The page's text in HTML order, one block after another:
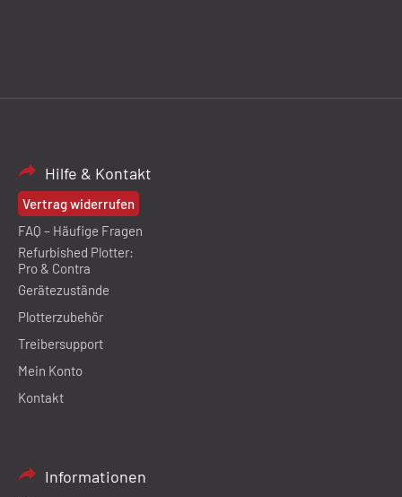
Hilfe & Kontakt
Vertrag widerrufen
FAQ – Häufige Fragen
Refurbished Plotter:
Pro & Contra
Gerätezustände
Plotterzubehör
Treibersupport
Mein Konto
Kontakt
Informationen